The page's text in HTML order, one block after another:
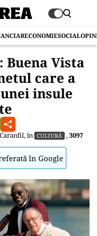
ECONOMIESOCIAL
Vista
care a
insule
, în CULTURĂ ,3097
în Google